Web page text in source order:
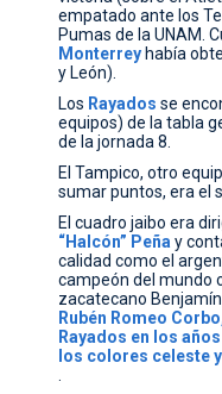
empatado ante los
Pumas de la UNAM.
Monterrey había
y León).
Los Rayados se
equipos) de la tabla
de la jornada 8.
El Tampico, otro
sumar puntos, era el
El cuadro jaibo era
“Halcón” Peña y
calidad como el
campeón del mundo
zacatecano
Rubén Romeo
Rayados en los
los colores celeste